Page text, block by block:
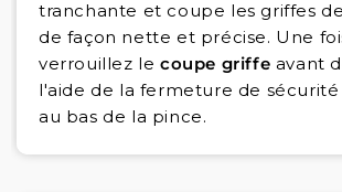
tranchante et coupe les griffes
de façon nette et précise. Une
verrouillez le coupe griffe avant
l'aide de la fermeture de
au bas de la pince.